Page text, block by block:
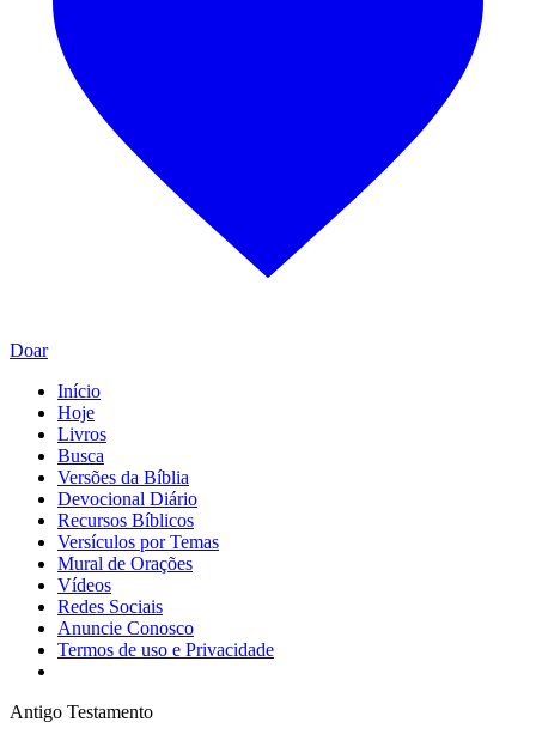
Doar
Início
Hoje
Livros
Busca
Versões da Bíblia
Devocional Diário
Recursos Bíblicos
Versículos por Temas
Mural de Orações
Vídeos
Redes Sociais
Anuncie Conosco
Termos de uso e Privacidade
Antigo Testamento